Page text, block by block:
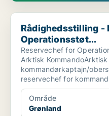
Rådighedsstilling -
Rådighedsstilling -
Operationsstøt...
Reservechef for
Arktisk
kommandørkaptajn/
reservechef for
Område
Grønland